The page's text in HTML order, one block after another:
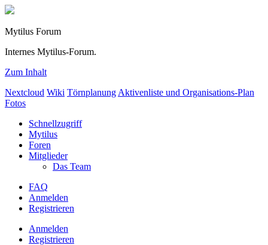
Mytilus Forum
Internes Mytilus-Forum.
Zum Inhalt
Nextcloud Wiki Törnplanung Aktivenliste und Organisations-Plan
Fotos
Schnellzugriff
Mytilus
Foren
Mitglieder
Das Team
FAQ
Anmelden
Registrieren
Anmelden
Registrieren